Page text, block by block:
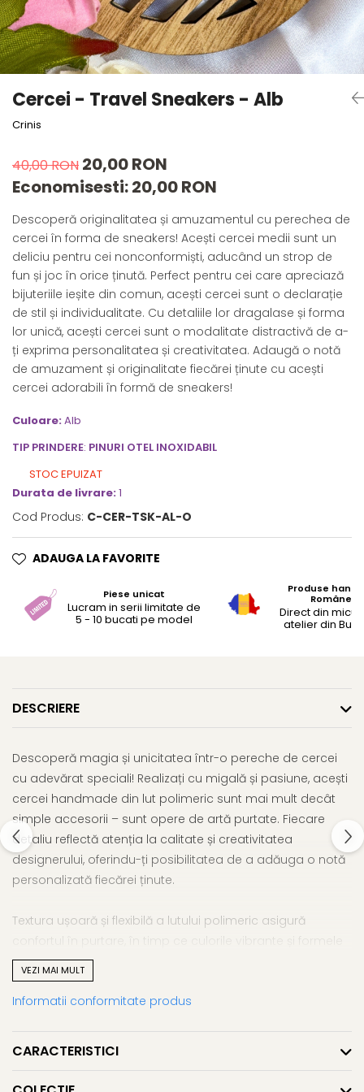
Friends
Fructe
Fundite
Monstera
Neon Collection
Pink Pastel
Tiny but Mighty
White Sensation
Cercei - Travel Sneakers - Alb
Crinis
40,00 RON 20,00 RON
Economisesti:20,00RON
Descoperă originalitatea și amuzamentul cu perechea de
cercei în forma de sneakers! Acești cercei medii sunt un
deliciu pentru cei nonconformiști, aducând un strop de
fun și joc în orice ținută. Perfect pentru cei care apreciază
bijuteriile ieșite din comun, acești cercei sunt o declarație
de stil și individualitate. Cu detaliile lor dragalase și forma
lor unică, acești cercei sunt o modalitate distractivă de a-
ți exprima personalitatea și creativitatea. Adaugă o notă
de amuzament și originalitate fiecărei ținute cu acești
cercei adorabili în formă de sneakers!
Culoare:Alb
TIP PRINDERE: PINURI OTEL INOXIDABIL
STOC EPUIZAT
Durata de livrare:1
Cod Produs: C-CER-TSK-AL-O
ADAUGA LA FAVORITE
Piese unicat
Lucram in serii limitate de
5 - 10 bucati pe model
Produse
Românești
Direct din micul
atelier din
DESCRIERE
Descoperă magia și unicitatea într-o pereche de cercei
cu adevărat speciali! Realizați cu migală și pasiune, acești
cercei handmade din lut polimeric sunt mai mult decât
simple accesorii – sunt opere de artă purtate. Fiecare
detaliu reflectă atenția la calitate și creativitatea
designerului, oferindu-ți posibilitatea de a adăuga o notă
personalizată fiecărei ținute.
Textura ușoară și flexibilă a lutului polimeric asigură
confortul în purtare, în timp ce culorile vibrante și formele
originale transformă această pereche de cercei într-un
statement al individualității tale. Fie că alegi să îi asortezi
cu o ținută casual sau să îi integrezi într-un look mai
Dimensiuni unitare:
VEZI MAI MULT
Informatii conformitate produs
CARACTERISTICI